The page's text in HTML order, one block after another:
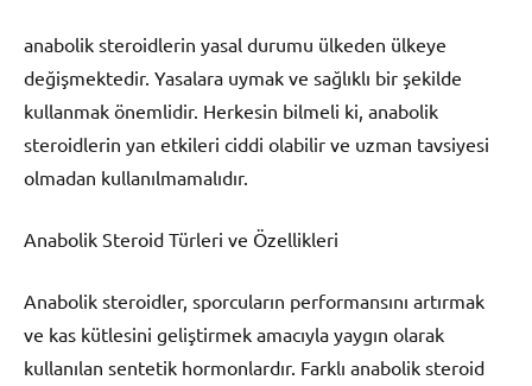
anabolik steroidlerin yasal durumu ülkeden ülkeye
değişmektedir. Yasalara uymak ve sağlıklı bir şekilde
kullanmak önemlidir. Herkesin bilmeli ki, anabolik
steroidlerin yan etkileri ciddi olabilir ve uzman tavsiyesi
olmadan kullanılmamalıdır.
Anabolik Steroid Türleri ve Özellikleri
Anabolik steroidler, sporcuların performansını artırmak
ve kas kütlesini geliştirmek amacıyla yaygın olarak
kullanılan sentetik hormonlardır. Farklı anabolik steroid